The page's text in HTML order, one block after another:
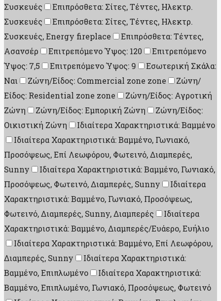
Συσκευές
Επιπρόσθετα: Σίτες, Τέντες, Ηλεκτρ.
Συσκευές
Επιπρόσθετα: Σίτες, Τέντες, Ηλεκτρ.
Συσκευές, Energy fireplace
Επιπρόσθετα: Τέντες,
Ασανσέρ
Επιτρεπόμενο Ύψος: 120
Επιτρεπόμενο
Ύψος: 7,5
Επιτρεπόμενο Ύψος: 9
Εσωτερική Σκάλα:
Ναι
Ζώνη/Είδος: Commercial zone zone
Ζώνη/
Είδος: Residential zone zone
Ζώνη/Είδος: Αγροτική
Ζώνη
Ζώνη/Είδος: Εμπορική Ζώνη
Ζώνη/Είδος:
Οικιστική Ζώνη
Ιδιαίτερα Χαρακτηριστικά: Βαμμένο
Ιδιαίτερα Χαρακτηριστικά: Βαμμένο, Γωνιακό,
Προσόψεως, Επί Λεωφόρου, Φωτεινό, Διαμπερές,
Sunny
Ιδιαίτερα Χαρακτηριστικά: Βαμμένο, Γωνιακό,
Προσόψεως, Φωτεινό, Διαμπερές, Sunny
Ιδιαίτερα
Χαρακτηριστικά: Βαμμένο, Γωνιακό, Προσόψεως,
Φωτεινό, Διαμπερές, Sunny, Διαμπερές
Ιδιαίτερα
Χαρακτηριστικά: Βαμμένο, Διαμπερές/Ευάερο, Ευήλιο
Ιδιαίτερα Χαρακτηριστικά: Βαμμένο, Επί Λεωφόρου,
Διαμπερές, Sunny
Ιδιαίτερα Χαρακτηριστικά:
Βαμμένο, Επιπλωμένο
Ιδιαίτερα Χαρακτηριστικά:
Βαμμένο, Επιπλωμένο, Γωνιακό, Προσόψεως, Φωτεινό